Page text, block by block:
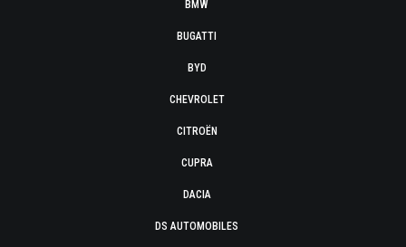
BMW
BUGATTI
BYD
CHEVROLET
CITROËN
CUPRA
DACIA
DS AUTOMOBILES